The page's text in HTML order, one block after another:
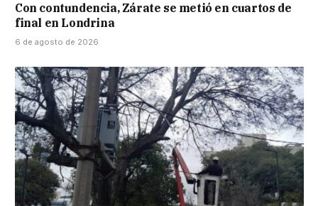
Con contundencia, Zárate se metió en cuartos de
final en Londrina
6 de agosto de 2026